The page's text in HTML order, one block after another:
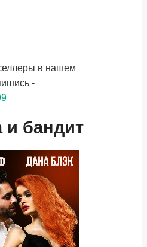
в нашем
-
и бандит